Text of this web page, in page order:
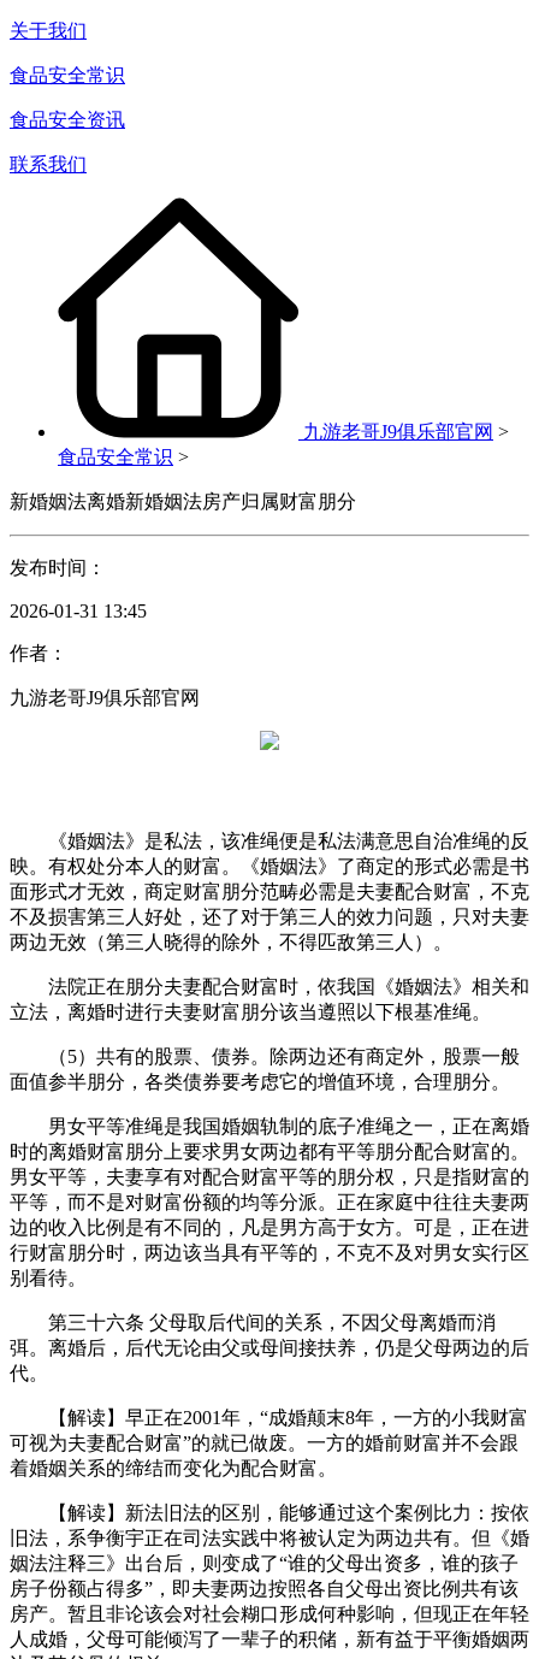
关于我们
食品安全常识
食品安全资讯
联系我们
九游老哥J9俱乐部官网 >
食品安全常识 >
新婚姻法离婚新婚姻法房产归属财富朋分
发布时间：
2026-01-31 13:45
作者：
九游老哥J9俱乐部官网
《婚姻法》是私法，该准绳便是私法满意思自治准绳的反
映。有权处分本人的财富。《婚姻法》了商定的形式必需是书
面形式才无效，商定财富朋分范畴必需是夫妻配合财富，不克
不及损害第三人好处，还了对于第三人的效力问题，只对夫妻
两边无效（第三人晓得的除外，不得匹敌第三人）。
法院正在朋分夫妻配合财富时，依我国《婚姻法》相关和
立法，离婚时进行夫妻财富朋分该当遵照以下根基准绳。
（5）共有的股票、债券。除两边还有商定外，股票一般
面值参半朋分，各类债券要考虑它的增值环境，合理朋分。
男女平等准绳是我国婚姻轨制的底子准绳之一，正在离婚
时的离婚财富朋分上要求男女两边都有平等朋分配合财富的。
男女平等，夫妻享有对配合财富平等的朋分权，只是指财富的
平等，而不是对财富份额的均等分派。正在家庭中往往夫妻两
边的收入比例是有不同的，凡是男方高于女方。可是，正在进
行财富朋分时，两边该当具有平等的，不克不及对男女实行区
别看待。
第三十六条 父母取后代间的关系，不因父母离婚而消
弭。离婚后，后代无论由父或母间接扶养，仍是父母两边的后
代。
【解读】早正在2001年，“成婚颠末8年，一方的小我财富
可视为夫妻配合财富”的就已做废。一方的婚前财富并不会跟
着婚姻关系的缔结而变化为配合财富。
【解读】新法旧法的区别，能够通过这个案例比力：按依
旧法，系争衡宇正在司法实践中将被认定为两边共有。但《婚
姻法注释三》出台后，则变成了“谁的父母出资多，谁的孩子
房子份额占得多”，即夫妻两边按照各自父母出资比例共有该
房产。暂且非论该会对社会糊口形成何种影响，但现正在年轻
人成婚，父母可能倾泻了一辈子的积储，新有益于平衡婚姻两